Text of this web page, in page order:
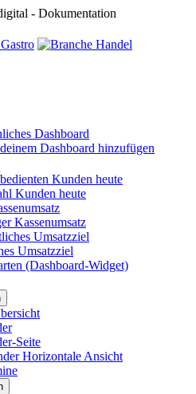
- Dokumentation
Dashboard
Dashboard hinzufügen
Kunden heute
Kunden heute
Kassenumsatz
Umsatzziel
Umsatzziel
(Dashboard-Widget)
Seite
Horizontale Ansicht